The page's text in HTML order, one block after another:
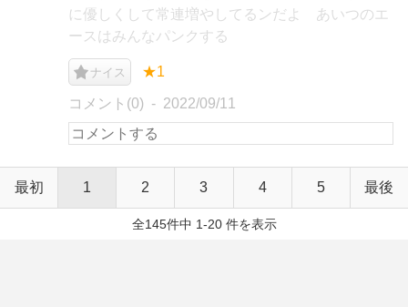
に優しくして常連増やしてるンだよ あいつのエ
ースはみんなパンクする
ナイス ★1
コメント(0) 2022/09/11
最初 1 2 3 4 5 最後
全145件中 1-20 件を表示